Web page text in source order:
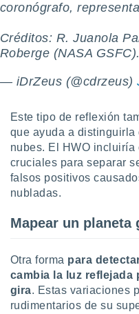
IP
posible
traten tus
interés
Para
u
datos
momento
en
en
coronógrafo,
Créditos: R. Juanola
Roberge (NASA
— iDrZeus (@cdrzeus)
Este tipo de reflexión
que ayuda a distinguirla
nubes. El HWO
cruciales para separar
falsos positivos
nubladas.
Mapear un planeta
Otra forma para
cambia la luz reflejada
gira. Estas variaciones
rudimentarios de su